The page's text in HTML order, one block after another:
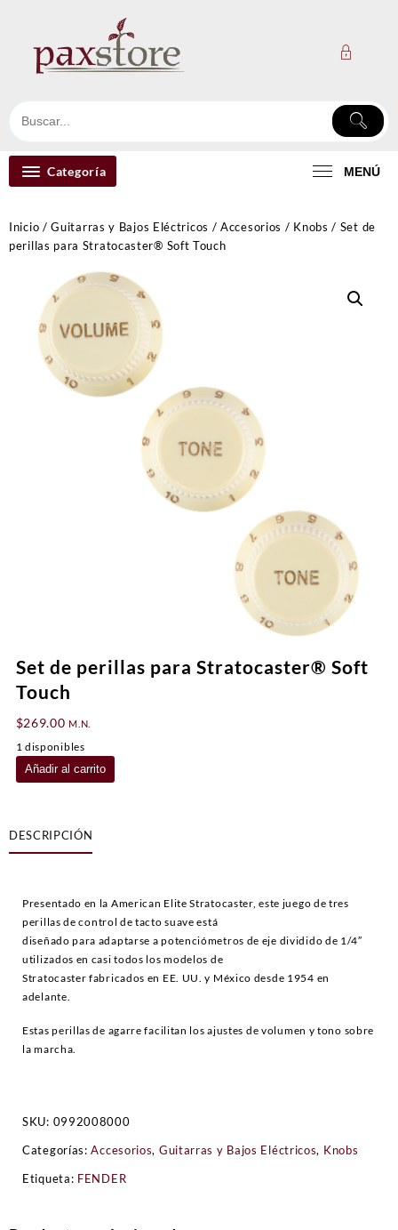
contenido
Categoría MENÚ
Inicio /Guitarras y Bajos Eléctricos /Accesorios / Knobs / Set de
perillas para Stratocaster® Soft Touch
Set de perillas para Stratocaster® Soft
Touch
$269.00 M.N.
1 disponibles
Set
de
Stratocaster®
Soft
Añadir al carrito
DESCRIPCIÓN
Presentado en la American Elite Stratocaster, este juego de tres
perillas de control de tacto suave está
diseñado para adaptarse a potenciómetros de eje dividido de 1/4″
utilizados en casi todos los modelos de
Stratocaster fabricados en EE. UU. y México desde 1954 en
adelante.
Estas perillas de agarre facilitan los ajustes de volumen y tono sobre
la marcha.
SKU: 0992008000
Categorías:Accesorios, Guitarras y Bajos Eléctricos, Knobs
Etiqueta: FENDER